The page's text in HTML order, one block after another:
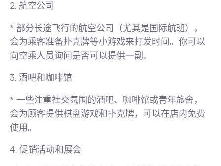
2. 航空公司
* 部分长途飞行的航空公司（尤其是国际航班），
会为乘客准备扑克牌等小游戏来打发时间。你可以
向空乘人员询问是否可以提供一副。
3. 酒吧和咖啡馆
* 一些注重社交氛围的酒吧、咖啡馆或青年旅舍，
会为顾客提供棋盘游戏和扑克牌，可以在店内免费
使用。
4. 促销活动和展会